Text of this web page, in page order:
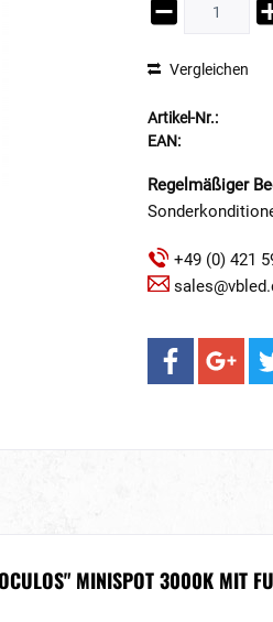
Vergleichen
Artikel-Nr.:
EAN:
Regelmäßiger
+49 (0) 421
MINISPOT 3000K MIT